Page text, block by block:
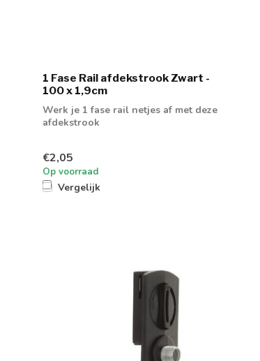
1 Fase Rail afdekstrook Zwart -
100 x 1,9cm
Werk je 1 fase rail netjes af met deze
afdekstrook
€2,05
Op voorraad
Vergelijk